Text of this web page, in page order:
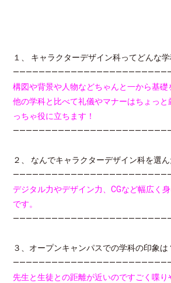
１、 キャラクターデザイン科ってどんな学
構図や背景や人物などちゃんと一から基礎
他の学科と比べて礼儀やマナーはちょっと
っちゃ役に立ちます！
２、 なんでキャラクターデザイン科を選ん
デジタル力やデザイン力、CGなど幅広く
です。
３、オープンキャンパスでの学科の印象は
先生と生徒との距離が近いのですごく喋り